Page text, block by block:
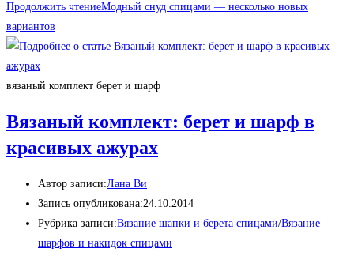
Продолжить чтениеМодный снуд спицами — несколько новых
вариантов
вязаный комплект берет и шарф
Вязаный комплект: берет и шарф в
красивых ажурах
Автор записи:Лана Ви
Запись опубликована:24.10.2014
Рубрика записи:Вязание шапки и берета спицами/Вязание
шарфов и накидок спицами